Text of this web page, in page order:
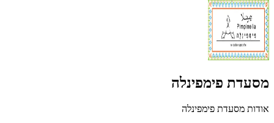
מסעדת פימפינלה
אודות מסעדת פימפינלה